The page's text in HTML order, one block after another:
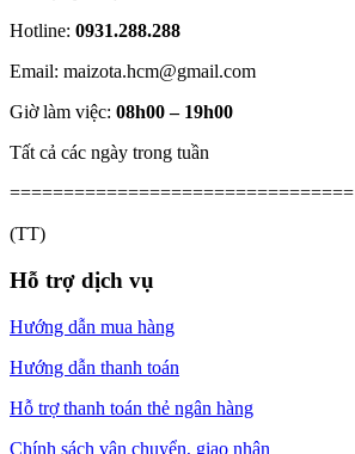
Hotline: 0931.288.288
Email: maizota.hcm@gmail.com
Giờ làm việc: 08h00 – 19h00
Tất cả các ngày trong tuần
================================
(TT)
Hỗ trợ dịch vụ
Hướng dẫn mua hàng
Hướng dẫn thanh toán
Hỗ trợ thanh toán thẻ ngân hàng
Chính sách vận chuyển, giao nhận